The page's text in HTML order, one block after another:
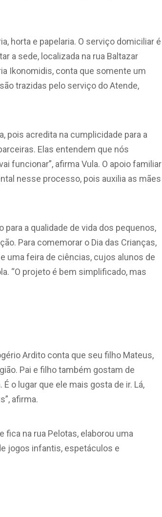
horta e papelaria. O serviço domiciliar é
a sede, localizada na rua Baltazar
Ikonomidis, conta que somente um
trazidas pelo serviço do Atende,
pois acredita na cumplicidade para a
Elas entendem que nós
funcionar”, afirma Vula. O apoio familiar
nesse processo, pois auxilia as mães
a qualidade de vida dos pequenos,
Para comemorar o Dia das Crianças,
uma feira de ciências, cujos alunos de
“O projeto é bem simplificado, mas
Ardito conta que seu filho Mateus,
Pai e filho também gostam de
o lugar que ele mais gosta de ir. Lá,
afirma.
fica na rua Pelotas, elaborou uma
jogos infantis, espetáculos e